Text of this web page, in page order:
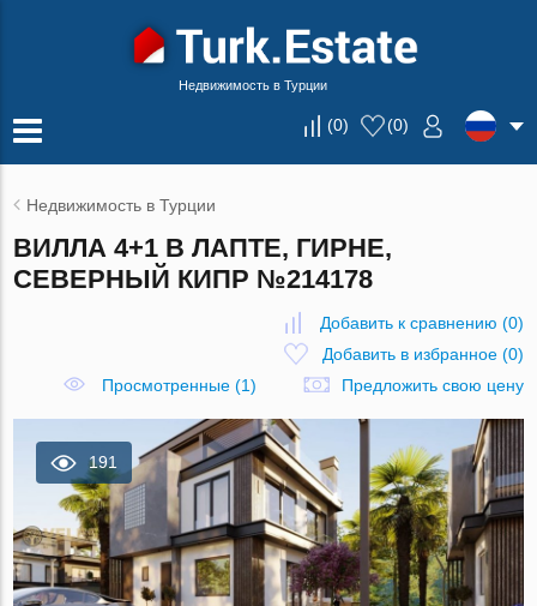
Недвижимость в Турции
(0) (0)
Недвижимость в Турции
ВИЛЛА 4+1 В ЛАПТЕ, ГИРНЕ,
СЕВЕРНЫЙ КИПР №214178
Добавить к сравнению (0)
Добавить в избранное(0)
Просмотренные (1)
Предложить свою цену
191